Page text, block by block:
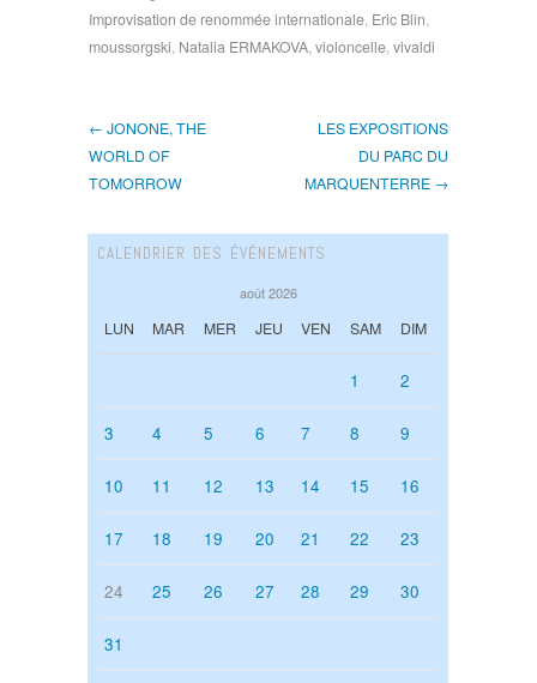
Improvisation de renommée internationale, Eric Blin,
moussorgski, Natalia ERMAKOVA,violoncelle,vivaldi
← JONONE, THE
WORLD OF
TOMORROW
LES EXPOSITIONS
DU PARC DU
MARQUENTERRE →
CALENDRIER DES ÉVÉNEMENTS
août 2026
LUN MAR MER JEU VEN SAM DIM
1 2
3 4 5 6 7 8 9
10 11 12 13 14 15 16
17 18 19 20 21 22 23
24 25 26 27 28 29 30
31